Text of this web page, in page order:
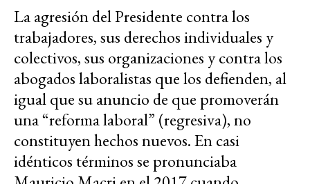
La agresión del Presidente contra los
trabajadores, sus derechos individuales y
colectivos, sus organizaciones y contra los
abogados laboralistas que los defienden, al
igual que su anuncio de que promoverán
una “reforma laboral” (regresiva), no
constituyen hechos nuevos. En casi
idénticos términos se pronunciaba